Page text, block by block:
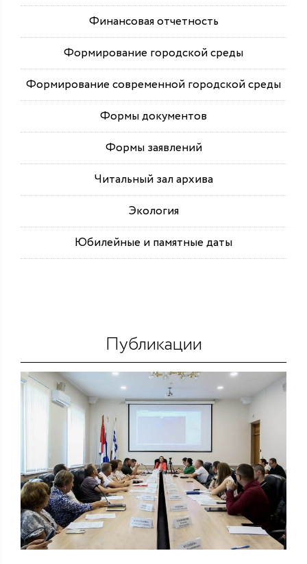
Финансовая отчетность
Формирование городской среды
Формирование современной городской среды
Формы документов
Формы заявлений
Читальный зал архива
Экология
Юбилейные и памятные даты
Публикации